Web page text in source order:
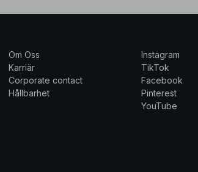
Om Oss
Karriär
Corporate contact
Hållbarhet
Instagram
TikTok
Facebook
Pinterest
YouTube